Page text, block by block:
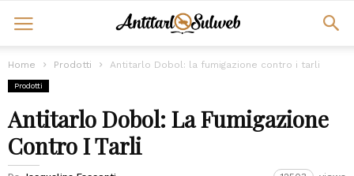
Home Prodotti Antitarlo Dobol: la fumigazione contro i tarli
Prodotti
Antitarlo Dobol: La Fumigazione
Contro I Tarli